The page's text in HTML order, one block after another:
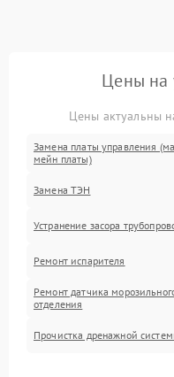
Цены на
Цены актуальны
Замена платы управления
мейн платы)
Замена ТЭН
Устранение засора
Ремонт испарителя
Ремонт датчика
отделения
Прочистка дренажной